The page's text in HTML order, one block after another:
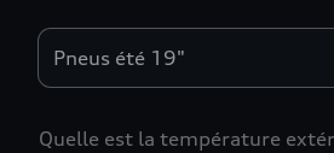
Quelle est la température